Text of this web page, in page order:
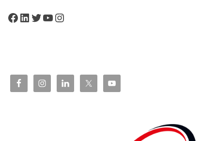
Facebook
LinkedIn
Twitter
YouTube
Instagram